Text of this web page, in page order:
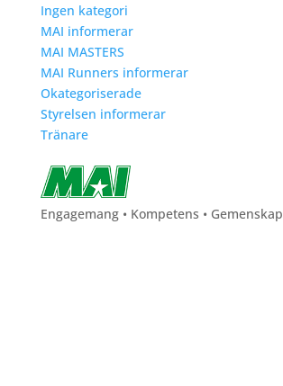
Ingen kategori
MAI informerar
MAI MASTERS
MAI Runners informerar
Okategoriserade
Styrelsen informerar
Tränare
Engagemang • Kompetens • Gemenskap